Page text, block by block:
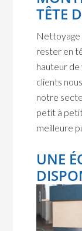
TÊTE
Nettoyage
rester en
hauteur
clients
notre
petit à
meilleure
UNE